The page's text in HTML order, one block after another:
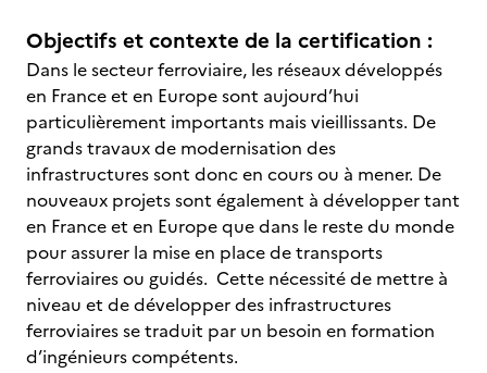
Objectifs et contexte de la certification :
Dans le secteur ferroviaire, les réseaux développés
en France et en Europe sont aujourd’hui
particulièrement importants mais vieillissants. De
grands travaux de modernisation des
infrastructures sont donc en cours ou à mener. De
nouveaux projets sont également à développer tant
en France et en Europe que dans le reste du monde
pour assurer la mise en place de transports
ferroviaires ou guidés. Cette nécessité de mettre à
niveau et de développer des infrastructures
ferroviaires se traduit par un besoin en formation
d’ingénieurs compétents.